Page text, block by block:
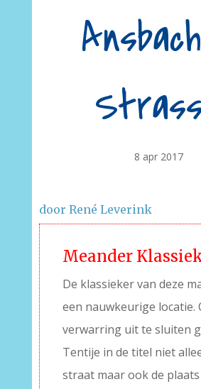
8 apr 2017
door René Leverink
Meander
De klassieker van deze
een nauwkeurige locatie.
verwarring uit te sluiten
Tentije in de titel niet
straat maar ook de